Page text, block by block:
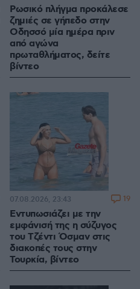
Ρωσικό πλήγμα προκάλεσε
ζημιές σε γήπεδο στην
Οδησσό μία ημέρα πριν
από αγώνα
πρωταθλήματος, δείτε
βίντεο
Εντυπωσιάζει με την
εμφάνισή της η σύζυγος
του Τζέντι Όσμαν στις
διακοπές τους στην
Τουρκία, βίντεο
07.08.2026, 23:43 19